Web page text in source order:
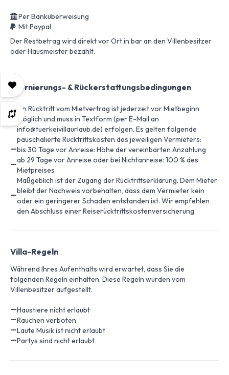
Per Banküberweisung
Mit Paypal
Der Restbetrag wird direkt vor Ort in bar an den Villenbesitzer
oder Hausmeister bezahlt.
Stornierungs- & Rückerstattungsbedingungen
Ein Rücktritt vom Mietvertrag ist jederzeit vor Mietbeginn
möglich und muss in Textform (per E-Mail an
info@tuerkeivillaurlaub.de) erfolgen. Es gelten folgende
pauschalierte Rücktrittskosten des jeweiligen Vermieters:
bis 30 Tage vor Anreise: Höhe der vereinbarten Anzahlung
ab 29 Tage vor Anreise oder bei Nichtanreise: 100 % des
Mietpreises
Maßgeblich ist der Zugang der Rücktrittserklärung. Dem Mieter
bleibt der Nachweis vorbehalten, dass dem Vermieter kein
oder ein geringerer Schaden entstanden ist. Wir empfehlen
den Abschluss einer Reiserücktrittskostenversicherung.
Villa-Regeln
Während Ihres Aufenthalts wird erwartet, dass Sie die
folgenden Regeln einhalten. Diese Regeln wurden vom
Villenbesitzer aufgestellt.
Haustiere nicht erlaubt
Rauchen verboten
Laute Musik ist nicht erlaubt
Partys sind nicht erlaubt